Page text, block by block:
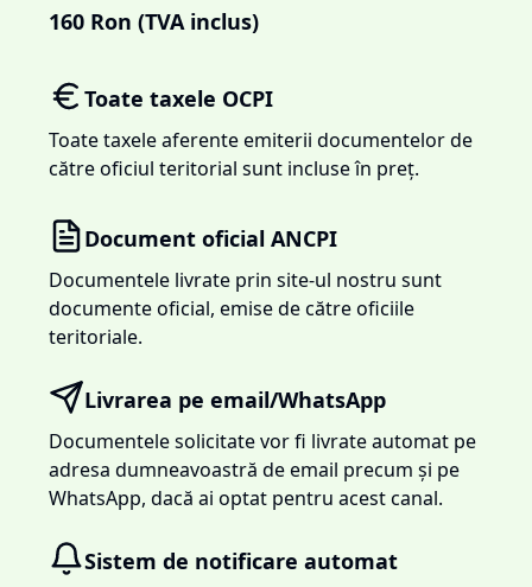
160 Ron (TVA inclus)
Toate taxele OCPI
Toate taxele aferente emiterii documentelor de
către oficiul teritorial sunt incluse în preț.
Document oficial ANCPI
Documentele livrate prin site-ul nostru sunt
documente oficial, emise de către oficiile
teritoriale.
Livrarea pe email/WhatsApp
Documentele solicitate vor fi livrate automat pe
adresa dumneavoastră de email precum și pe
WhatsApp, dacă ai optat pentru acest canal.
Sistem de notificare automat